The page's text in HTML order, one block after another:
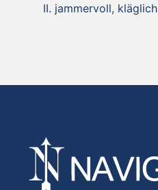
jammervoll, kläglich